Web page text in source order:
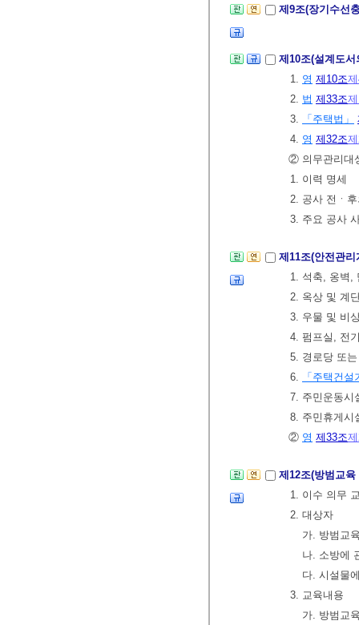
제9조(장기수선
제10조(설계도
1. 영 제10조
2. 법 제33조
3.
「주택법」
4. 영 제32조
② 의무관리대
1. 이력 명세
2. 공사 전ㆍ
3. 주요 공사
제11조(안전관
1. 석축, 옹벽,
2. 옥상 및 계
3. 우물 및 비
4. 펌프실, 전
5. 경로당 또
6.
「주택건
7. 주민운동시
8. 주민휴게시
② 영 제33조
제12조(방범교
1. 이수 의무
2. 대상자
가. 방범교
나. 소방에
다. 시설물
3. 교육내용
가. 방범교